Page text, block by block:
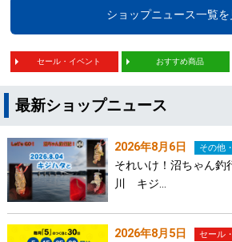
ショップニュース一覧を
セール・イベント おすすめ商品
最新ショップニュース
2026年8月6日 その他
それいけ！沼ちゃん
川 キジ…
2026年8月5日 セール